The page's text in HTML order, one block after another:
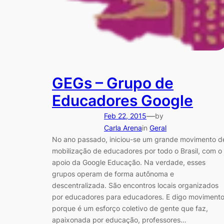
GEGs – Grupo de
Educadores Google
Feb 22, 2015—by
Carla Arenain Geral
No ano passado, iniciou-se um grande movimento
mobilização de educadores por todo o Brasil, com o
apoio da Google Educação. Na verdade, esses
grupos operam de forma autônoma e
descentralizada. São encontros locais organizados
por educadores para educadores. E digo movimento
porque é um esforço coletivo de gente que faz,
apaixonada por educação, professores…